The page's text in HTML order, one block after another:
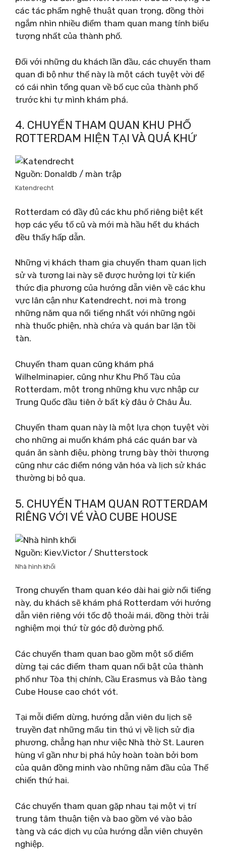
các tác phẩm nghệ thuật quan trọng, đồng thời
ngắm nhìn nhiều điểm tham quan mang tính biểu
tượng nhất của thành phố.
Đối với những du khách lần đầu, các chuyến tham
quan đi bộ như thế này là một cách tuyệt vời để
có cái nhìn tổng quan về bố cục của thành phố
trước khi tự mình khám phá.
4. CHUYẾN THAM QUAN KHU PHỐ
ROTTERDAM HIỆN TẠI VÀ QUÁ KHỨ
Nguồn: Donaldb / màn trập
Katendrecht
Rotterdam có đầy đủ các khu phố riêng biệt kết
hợp các yếu tố cũ và mới mà hầu hết du khách
đều thấy hấp dẫn.
Những vị khách tham gia chuyến tham quan lịch
sử và tương lai này sẽ được hưởng lợi từ kiến ​​
thức địa phương của hướng dẫn viên về các khu
vực lân cận như Katendrecht, nơi mà trong
những năm qua nổi tiếng nhất với những ngôi
nhà thuốc phiện, nhà chứa và quán bar lặn tồi
tàn.
Chuyến tham quan cũng khám phá
Wilhelminapier, cũng như Khu Phố Tàu của
Rotterdam, một trong những khu vực nhập cư
Trung Quốc đầu tiên ở bất kỳ đâu ở Châu Âu.
Chuyến tham quan này là một lựa chọn tuyệt vời
cho những ai muốn khám phá các quán bar và
quán ăn sành điệu, phòng trưng bày thời thượng
cũng như các điểm nóng văn hóa và lịch sử khác
thường bị bỏ qua.
5. CHUYẾN THAM QUAN ROTTERDAM
RIÊNG VỚI VÉ VÀO CUBE HOUSE
Nguồn: Kiev.Victor / Shutterstock
Nhà hình khối
Trong chuyến tham quan kéo dài hai giờ nổi tiếng
này, du khách sẽ khám phá Rotterdam với hướng
dẫn viên riêng với tốc độ thoải mái, đồng thời trải
nghiệm mọi thứ từ góc độ đường phố.
Các chuyến tham quan bao gồm một số điểm
dừng tại các điểm tham quan nổi bật của thành
phố như Tòa thị chính, Cầu Erasmus và Bảo tàng
Cube House cao chót vót.
Tại mỗi điểm dừng, hướng dẫn viên du lịch sẽ
truyền đạt những mẩu tin thú vị về lịch sử địa
phương, chẳng hạn như việc Nhà thờ St. Lauren
hùng vĩ gần như bị phá hủy hoàn toàn bởi bom
của quân đồng minh vào những năm đầu của Thế
chiến thứ hai.
Các chuyến tham quan gặp nhau tại một vị trí
trung tâm thuận tiện và bao gồm vé vào bảo
tàng và các dịch vụ của hướng dẫn viên chuyên
nghiệp.